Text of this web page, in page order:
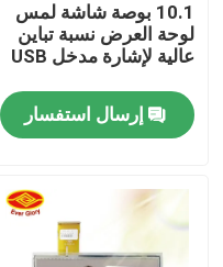
المنتجات
أشرطة فيديو
حول بنا
جولة في المعمل
10.1 بوصة شاشة لمس
لوحة العرض نسبة تباين
عالية لإشارة مدخل USB
إرسال استفسار